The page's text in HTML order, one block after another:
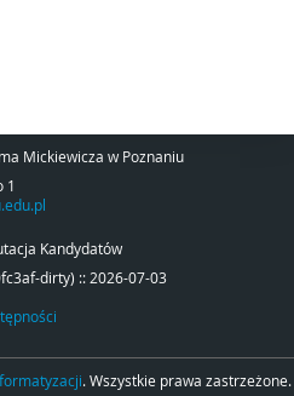
Mickiewicza w Poznaniu
1
Kandydatów
dirty) :: 2026-07-03
. Wszystkie prawa zastrzeżone.